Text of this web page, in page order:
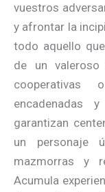
vuestros
y afrontar la
todo aquello
de un valeroso
encadenadas
garantizan
un personaje
mazmorras y
Acumula